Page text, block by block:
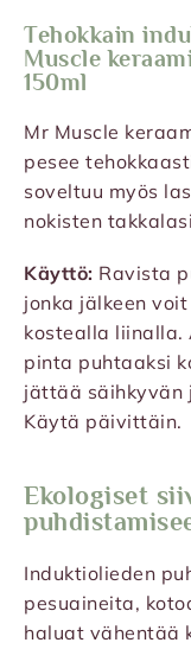
Tehokkain
Muscle
150ml
Mr Muscle
pesee
soveltuu myös
nokisten
Käyttö: Ravista
jonka jälkeen
kostealla liinalla.
pinta puhtaaksi
jättää säihkyvän
Käytä päivittäin.
Ekologiset
Induktiolieden
pesuaineita,
haluat vähentää